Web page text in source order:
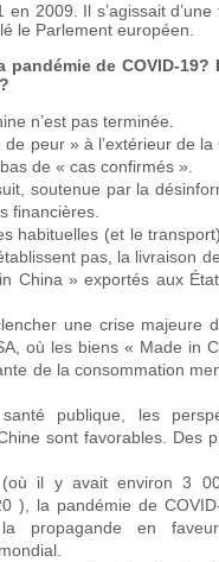
2009. Il s’agissait d’une
le Parlement européen.
de COVID-19?
n’est pas terminée.
peur » à l’extérieur de la
de « cas confirmés ».
soutenue par la
financières.
habituelles (et le
pas, la livraison
China » exportés aux
une crise majeure
où les biens « Made in
de la consommation
publique, les
sont favorables. Des
il y avait environ 3
), la pandémie de
propagande en